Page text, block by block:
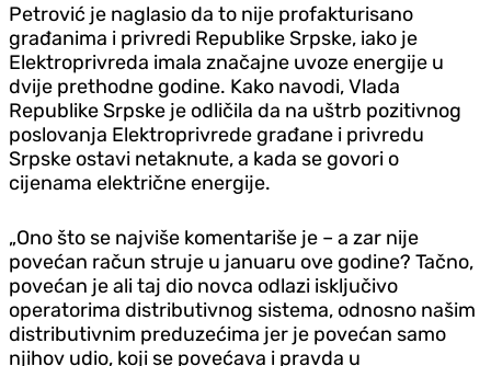
Petrović je naglasio da to nije profakturisano
građanima i privredi Republike Srpske, iako je
Elektroprivreda imala značajne uvoze energije u
dvije prethodne godine. Kako navodi, Vlada
Republike Srpske je odličila da na uštrb pozitivnog
poslovanja Elektroprivrede građane i privredu
Srpske ostavi netaknute, a kada se govori o
cijenama električne energije.
„Ono što se najviše komentariše je – a zar nije
povećan račun struje u januaru ove godine? Tačno,
povećan je ali taj dio novca odlazi isključivo
operatorima distributivnog sistema, odnosno našim
distributivnim preduzećima jer je povećan samo
njihov udio, koji se povećava i pravda u